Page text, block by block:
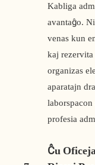
Kabliga
avantaĝo.
venas kun
kaj rezervita
organizas
aparatajn
profesia
Ĉu